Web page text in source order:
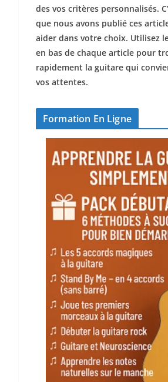
des vos critères personnalisés.
que nous avons publié ces
aider dans votre choix. Utilisez
en bas de chaque article pour
rapidement la guitare qui
vos attentes.
Formation En Ligne